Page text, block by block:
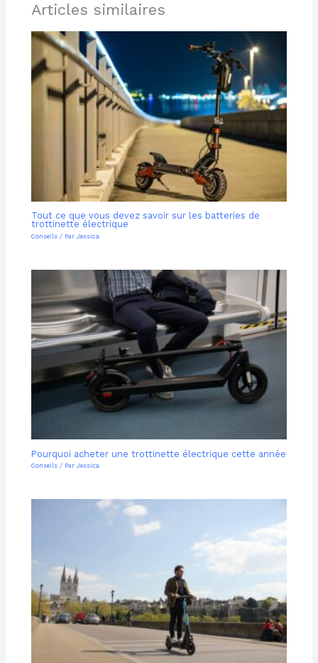
Articles similaires
Tout ce que vous devez savoir sur les batteries de
trottinette électrique
Conseils / ParJessica
Pourquoi acheter une trottinette électrique cette année
Conseils / ParJessica